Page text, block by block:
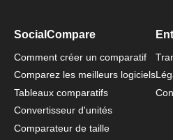
SocialCompare
Comment créer un comparatif
Comparez les meilleurs logiciels
Tableaux comparatifs
Convertisseur d'unités
Comparateur de taille